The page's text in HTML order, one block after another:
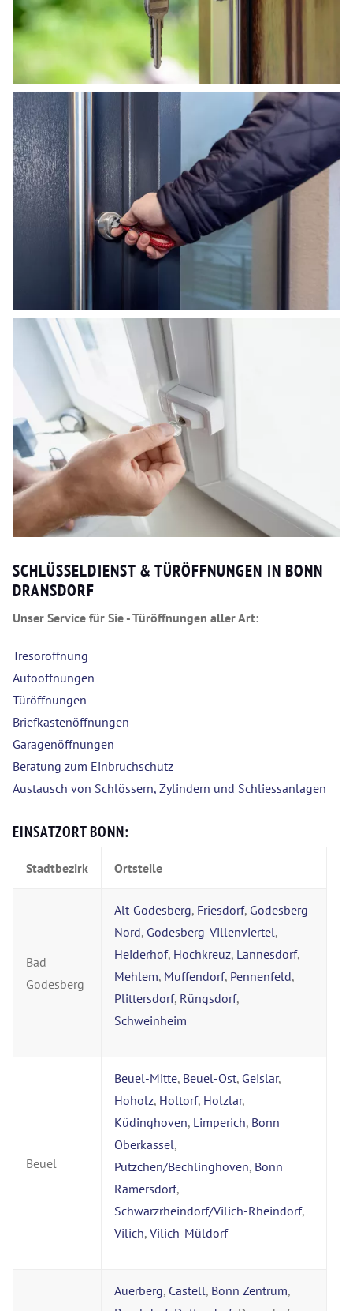
SCHLÜSSELDIENST & TÜRÖFFNUNGEN IN BONN
DRANSDORF
Unser Service für Sie - Türöffnungen aller Art:
Tresoröffnung
Autoöffnungen
Türöffnungen
Briefkastenöffnungen
Garagenöffnungen
Beratung zum Einbruchschutz
Austausch von Schlössern, Zylindern und Schliessanlagen
EINSATZORT BONN:
Stadtbezirk Ortsteile
Bad
Godesberg
Alt-Godesberg, Friesdorf, Godesberg-
Nord, Godesberg-Villenviertel,
Heiderhof, Hochkreuz, Lannesdorf,
Mehlem, Muffendorf, Pennenfeld,
Plittersdorf, Rüngsdorf,
Schweinheim
Beuel
Beuel-Mitte, Beuel-Ost, Geislar,
Hoholz, Holtorf, Holzlar,
Küdinghoven, Limperich, Bonn
Oberkassel,
Pützchen/Bechlinghoven, Bonn
Ramersdorf,
Schwarzrheindorf/Vilich-Rheindorf,
Vilich, Vilich-Müldorf
Auerberg, Castell, Bonn Zentrum,